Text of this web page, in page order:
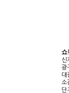
쇼
신
광
대
소
단